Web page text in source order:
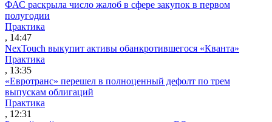
ФАС раскрыла число жалоб в сфере закупок в первом
полугодии
Практика
, 14:47
NexTouch выкупит активы обанкротившегося «Кванта»
Практика
, 13:35
«Евротранс» перешел в полноценный дефолт по трем
выпускам облигаций
Практика
, 12:31